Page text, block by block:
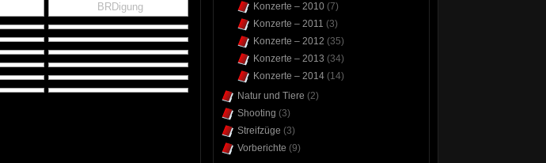
BRDigung
Konzerte – 2010 (7)
Konzerte – 2011 (3)
Konzerte – 2012 (35)
Konzerte – 2013 (34)
Konzerte – 2014 (14)
Natur und Tiere (2)
Shooting (3)
Streifzüge (3)
Vorberichte (9)